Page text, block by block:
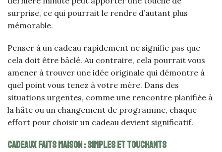
surprise, ce qui pourrait le rendre d’autant plus
mémorable.
Penser à un cadeau rapidement ne signifie pas que
cela doit être bâclé. Au contraire, cela pourrait vous
amener à trouver une idée originale qui démontre à
quel point vous tenez à votre mère. Dans des
situations urgentes, comme une rencontre planifiée à
la hâte ou un changement de programme, chaque
effort pour choisir un cadeau devient significatif.
Cadeaux faits maison : Simples et touchants